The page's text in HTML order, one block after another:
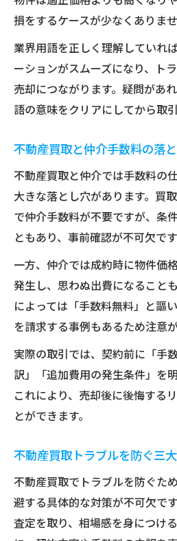
損をするケースが少なくありませ
業界用語を正しく理解していれ
ーションがスムーズになり、ト
売却につながります。疑問があ
語の意味をクリアにしてから取
不動産買取と仲介手数料の落
不動産買取と仲介では手数料の
大きな落とし穴があります。買
で仲介手数料が不要ですが、条
ともあり、事前確認が不可欠です
一方、仲介では成約時に物件価
発生し、思わぬ出費になること
によっては「手数料無料」と謳
を請求する事例もあるため注意が
実際の取引では、契約前に「手
訳」「追加費用の発生条件」を
これにより、売却後に後悔する
とができます。
不動産買取トラブルを防ぐ三
不動産買取でトラブルを防ぐた
避する具体的な対策が不可欠で
査定を取り、相場感を身につけ